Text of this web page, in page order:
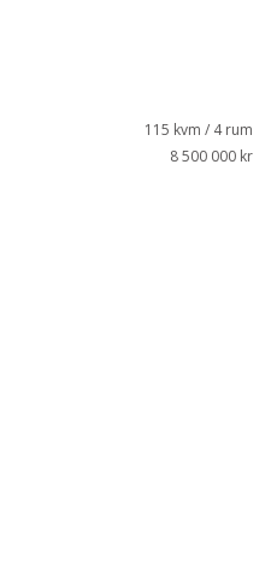
115 kvm / 4 rum
8 500 000 kr